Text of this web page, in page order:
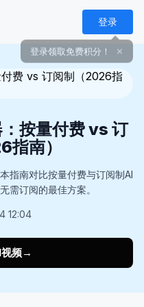
登录
按量付费 vs 订
南）
指南对比按量付费与订阅制AI
需订阅的最佳方案。
12:04
频→